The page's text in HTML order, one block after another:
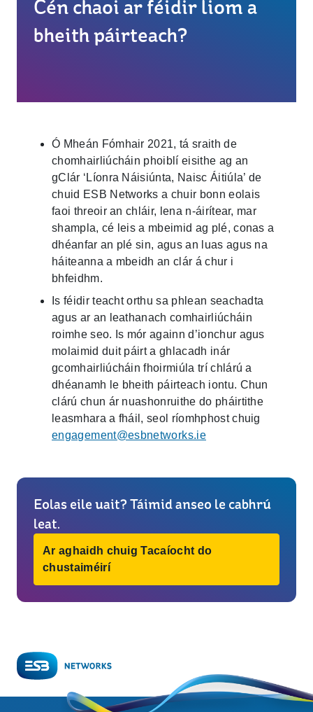
Cén chaoi ar féidir liom a
bheith páirteach?
Ó Mheán Fómhair 2021, tá sraith de
chomhairliúcháin phoiblí eisithe ag an
gClár ‘Líonra Náisiúnta, Naisc Áitiúla’ de
chuid ESB Networks a chuir bonn eolais
faoi threoir an chláir, lena n-áirítear, mar
shampla, cé leis a mbeimid ag plé, conas a
dhéanfar an plé sin, agus an luas agus na
háiteanna a mbeidh an clár á chur i
bhfeidhm.
Is féidir teacht orthu sa phlean seachadta
agus ar an leathanach comhairliúcháin
roimhe seo. Is mór againn d’ionchur agus
molaimid duit páirt a ghlacadh inár
gcomhairliúcháin fhoirmiúla trí chlárú a
dhéanamh le bheith páirteach iontu. Chun
clárú chun ár nuashonruithe do pháirtithe
leasmhara a fháil, seol ríomhphost chuig
engagement@esbnetworks.ie
Eolas eile uait? Táimid anseo le cabhrú
leat.
Ar aghaidh chuig Tacaíocht do
chustaiméirí